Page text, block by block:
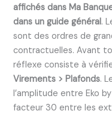
affichés dans Ma
dans un guide général.
sont des ordres de
contractuelles. Avant
réflexe consiste à
Virements > Plafonds.
l’amplitude entre Eko
facteur 30 entre les